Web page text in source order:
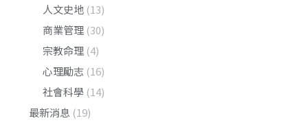
人文史地 (13)
商業管理 (30)
宗教命理 (4)
心理勵志 (16)
社會科學 (14)
最新消息 (19)